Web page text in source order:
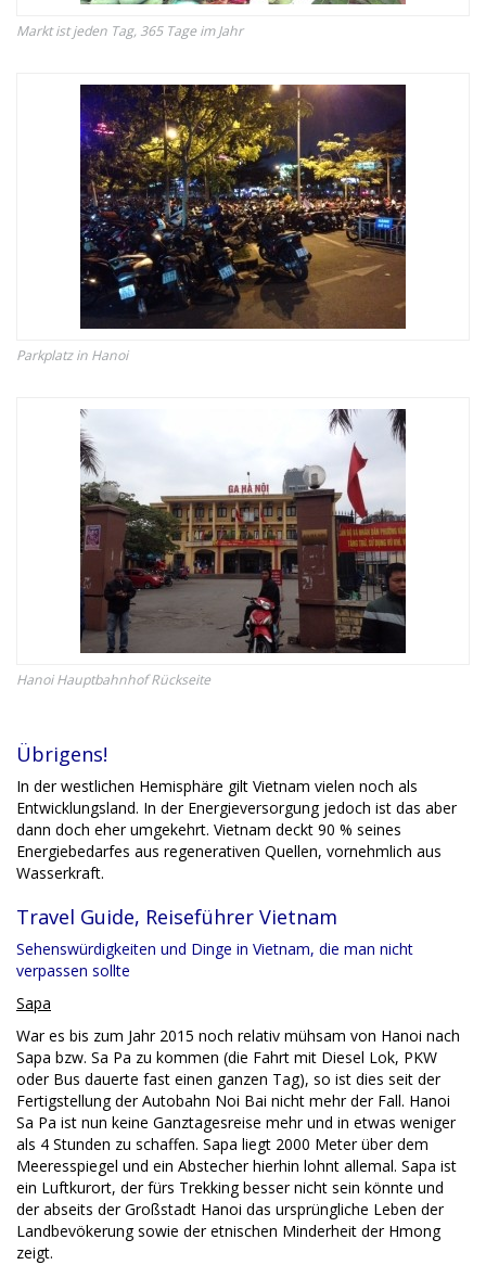
Markt ist jeden Tag, 365 Tage im Jahr
Parkplatz in Hanoi
Hanoi Hauptbahnhof Rückseite
Übrigens!
In der westlichen Hemisphäre gilt Vietnam vielen noch als
Entwicklungsland. In der Energieversorgung jedoch ist das aber
dann doch eher umgekehrt. Vietnam deckt 90 % seines
Energiebedarfes aus regenerativen Quellen, vornehmlich aus
Wasserkraft.
Travel Guide, Reiseführer Vietnam
Sehenswürdigkeiten und Dinge in Vietnam, die man nicht
verpassen sollte
Sapa
War es bis zum Jahr 2015 noch relativ mühsam von Hanoi nach
Sapa bzw. Sa Pa zu kommen (die Fahrt mit Diesel Lok, PKW
oder Bus dauerte fast einen ganzen Tag), so ist dies seit der
Fertigstellung der Autobahn Noi Bai nicht mehr der Fall. Hanoi
Sa Pa ist nun keine Ganztagesreise mehr und in etwas weniger
als 4 Stunden zu schaffen. Sapa liegt 2000 Meter über dem
Meeresspiegel und ein Abstecher hierhin lohnt allemal. Sapa ist
ein Luftkurort, der fürs Trekking besser nicht sein könnte und
der abseits der Großstadt Hanoi das ursprüngliche Leben der
Landbevökerung sowie der etnischen Minderheit der Hmong
zeigt.